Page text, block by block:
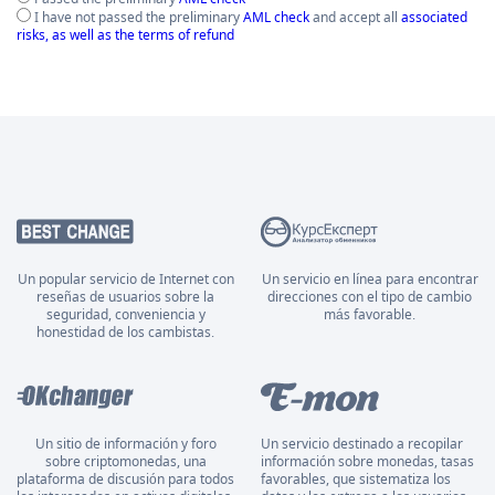
I have not passed the preliminaryAML checkand accept all associated
risks, as well as the terms of refund
Un popular servicio de Internet con
reseñas de usuarios sobre la
seguridad, conveniencia y
honestidad de los cambistas.
Un servicio en línea para encontrar
direcciones con el tipo de cambio
más favorable.
Un sitio de información y foro
sobre criptomonedas, una
plataforma de discusión para todos
Un servicio destinado a recopilar
información sobre monedas, tasas
favorables, que sistematiza los